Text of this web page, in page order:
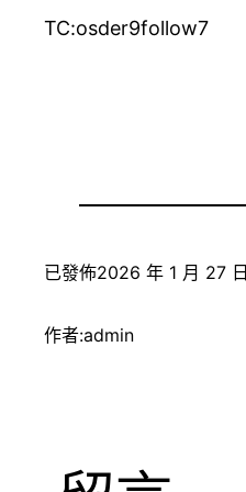
TC:osder9follow7
已發佈2026 年 1 月 27 日
作者:admin